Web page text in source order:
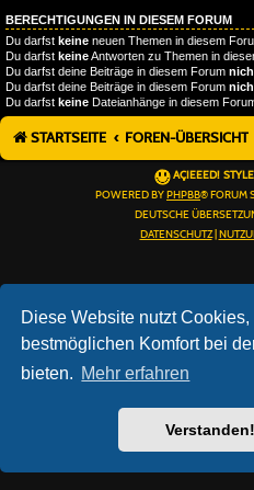
Diese Website nutzt Cookies,
bestmöglichen Komfort bei
bieten. Mehr erfahren
Verstanden!
BERECHTIGUNGEN IN DIESEM FORUM
Du darfst keine neuen Themen in diesem
Du darfst keineAntworten zu Themen in
Du darfst deine Beiträge in diesem Forum
Du darfst deine Beiträge in diesem Forum
Du darfst keine Dateianhänge in diesem
STARTSEITE FOREN-ÜBERSICHT
AÇIEEED!
POWERED BY PHPBB® FORUM
DEUTSCHE
DATENSCHUTZ|